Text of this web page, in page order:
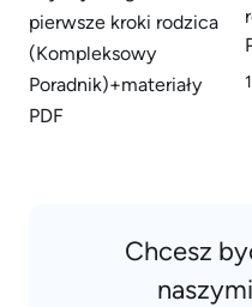
Chcesz